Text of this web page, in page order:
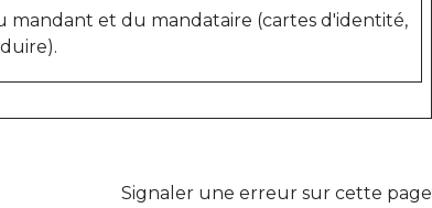
mandant et du mandataire (cartes d'identité,
Signaler une erreur sur cette page